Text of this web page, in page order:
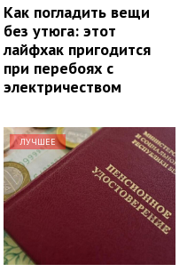
Как погладить вещи
без утюга: этот
лайфхак пригодится
при перебоях с
электричеством
ЛУЧШЕЕ